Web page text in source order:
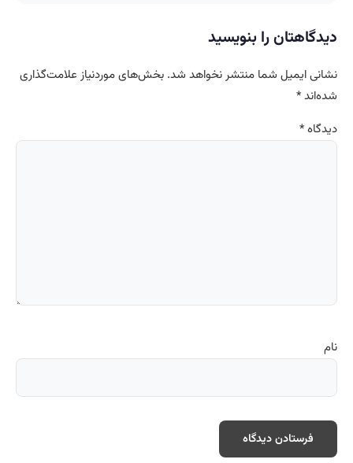
دیدگاهتان را بنویسید
نشانی ایمیل شما منتشر نخواهد شد. بخش‌های موردنیاز علامت‌گذاری
شده‌اند*
دیدگاه*
نام